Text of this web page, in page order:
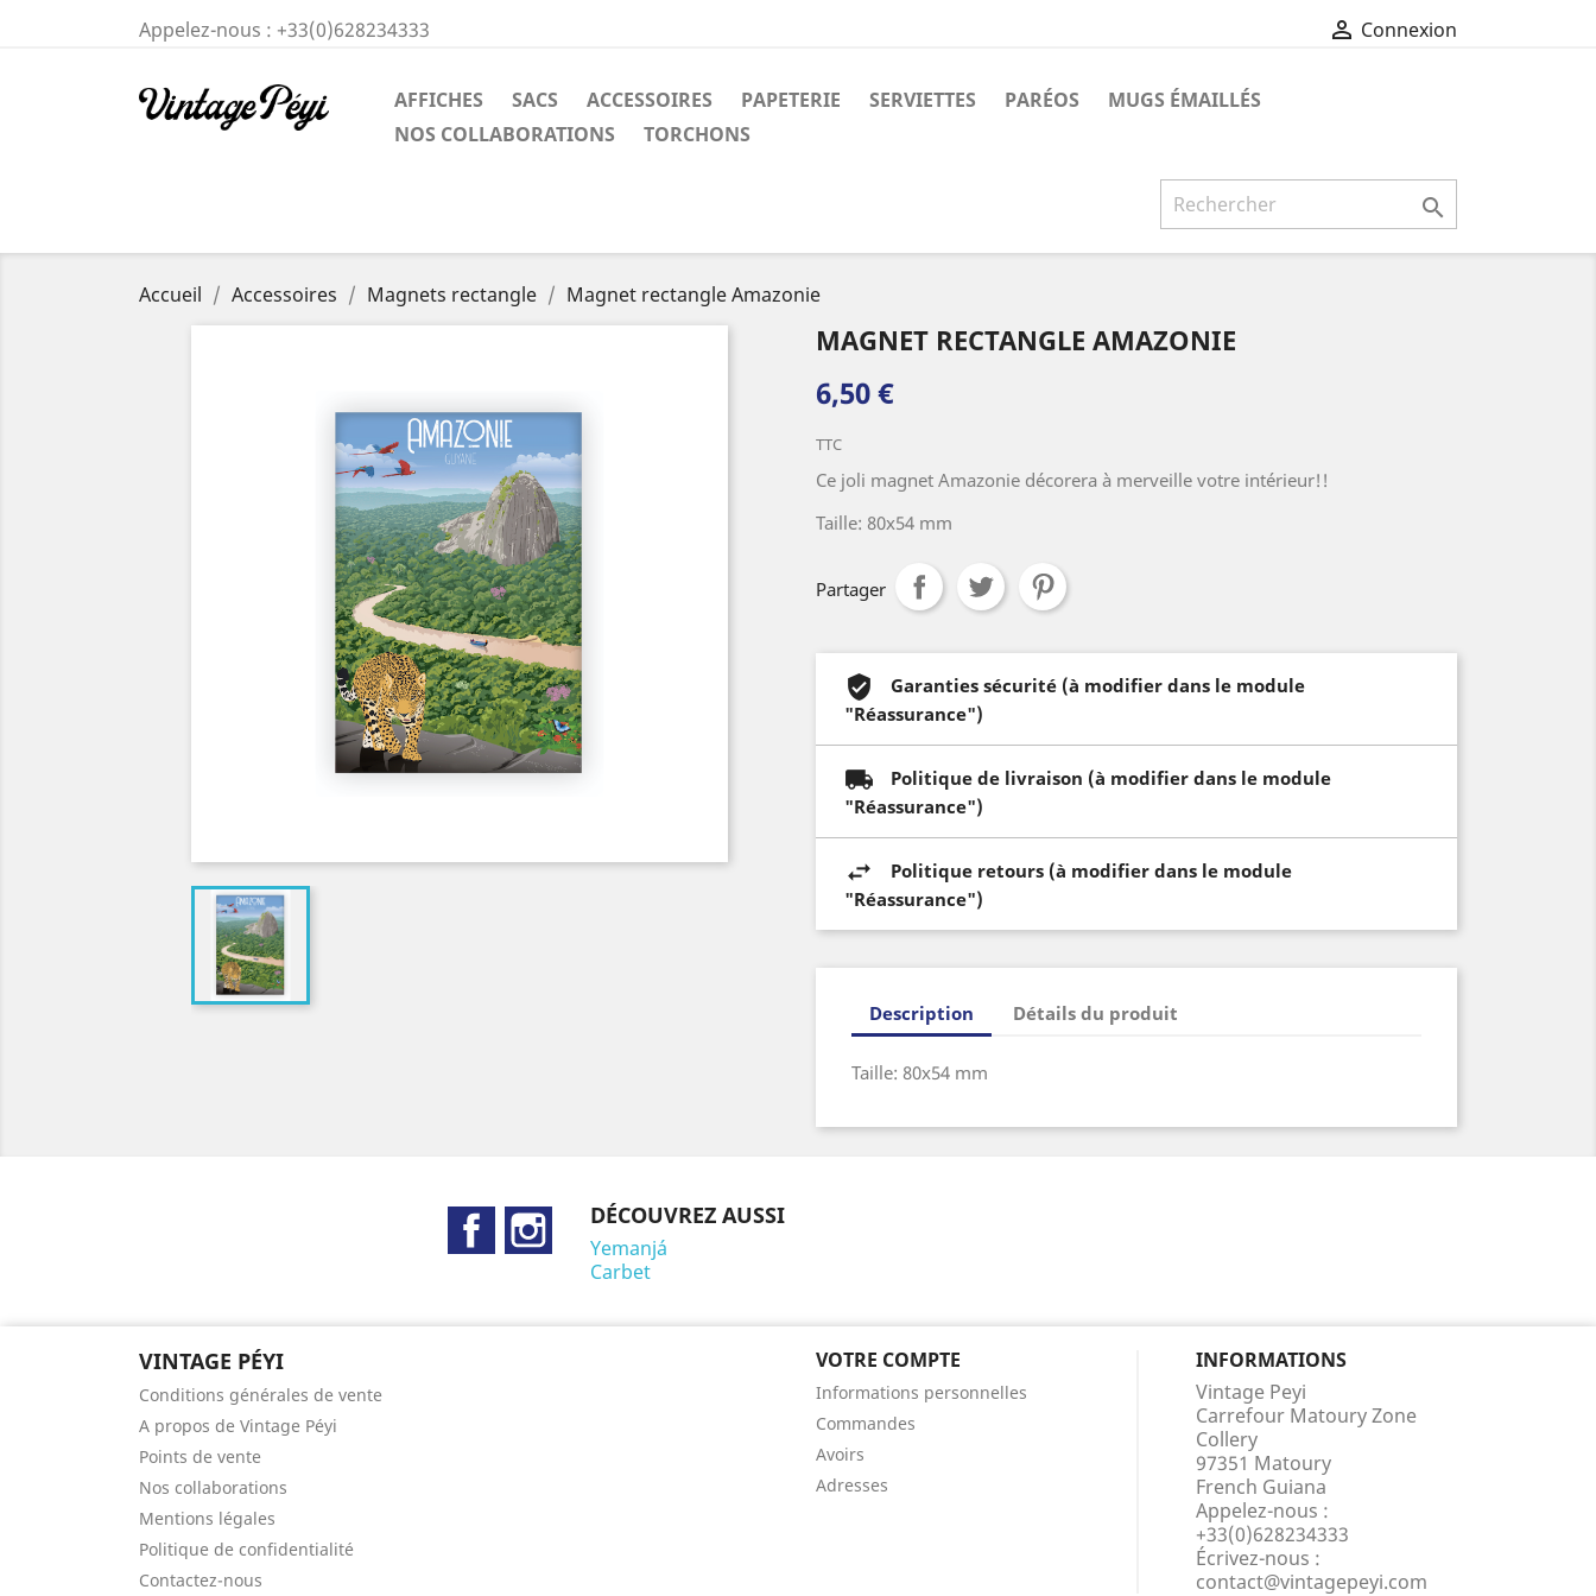
Appelez-nous : +33(0)628234333  Connexion
AFFICHES SACS ACCESSOIRES PAPETERIE SERVIETTES PARÉOS
MUGS ÉMAILLÉS
NOS COLLABORATIONS
TORCHONS

Accueil Accessoires Magnets rectangle Magnet rectangle Amazonie
MAGNET RECTANGLE AMAZONIE
6,50 €
TTC
Ce joli magnet Amazonie décorera à merveille votre intérieur!!
Taille: 80x54 mm
Partager
Garanties sécurité (à modifier dans le module
"Réassurance")
Politique de livraison (à modifier dans le module
"Réassurance")
Politique retours (à modifier dans le module
"Réassurance")
Description Détails du produit
Taille: 80x54 mm
FacebookInstagram
DÉCOUVREZ AUSSI
Yemanjá
Carbet
VINTAGE PÉYI
Conditions générales de vente
A propos de Vintage Péyi
Points de vente
Nos collaborations
Mentions légales
Politique de confidentialité
Contactez-nous
VOTRE COMPTE
Informations personnelles
Commandes
Avoirs
Adresses
INFORMATIONS
Vintage Peyi
Carrefour Matoury Zone
Collery
97351 Matoury
French Guiana
Appelez-nous :
+33(0)628234333
Écrivez-nous :
contact@vintagepeyi.com